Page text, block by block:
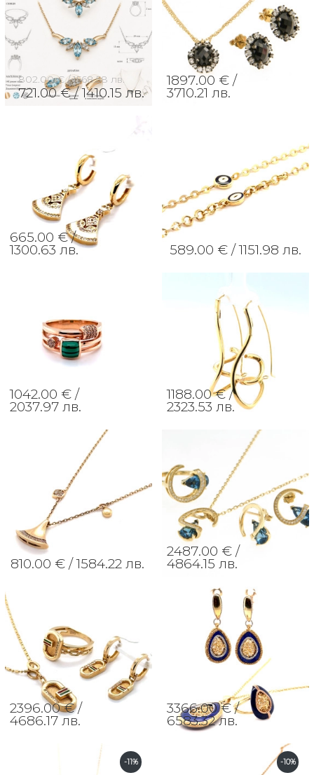
802.00 € / 1568.58 лв.
721.00 € / 1410.15 лв.
1897.00 € /
3710.21 лв.
665.00 € /
1300.63 лв. 589.00 € / 1151.98 лв.
1042.00 € /
2037.97 лв.
1188.00 € /
2323.53 лв.
810.00 € / 1584.22 лв.
2487.00 € /
4864.15 лв.
2396.00 € /
4686.17 лв.
3366.00 € /
6583.32 лв.
-11% -10%